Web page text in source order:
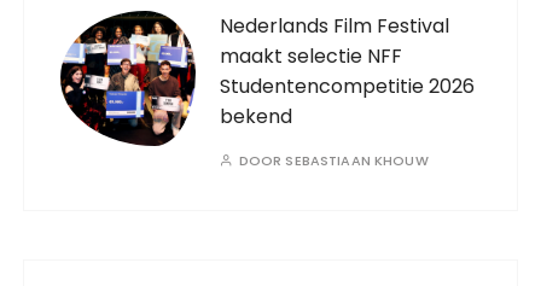
Nederlands Film Festival
maakt selectie NFF
Studentencompetitie 2026
bekend
DOOR SEBASTIAAN KHOUW